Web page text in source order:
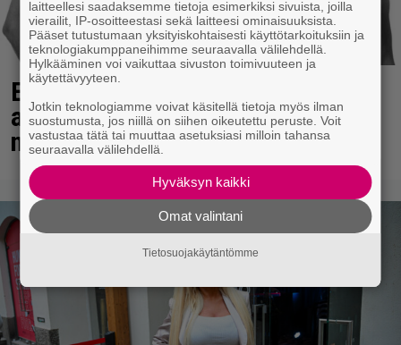
Eppu Normaali soitti kaikkien
aikojen viimeisen konserttinsa –
nämä kappaleet sillä kuultiin
laitteellesi saadaksemme tietoja esimerkiksi sivuista, joilla
vierailit, IP-osoitteestasi sekä laitteesi ominaisuuksista.
Pääset tutustumaan yksityiskohtaisesti käyttötarkoituksiin ja
teknologiakumppaneihimme seuraavalla välilehdellä.
Hylkääminen voi vaikuttaa sivuston toimivuuteen ja
käytettävyyteen.
Jotkin teknologiamme voivat käsitellä tietoja myös ilman
suostumusta, jos niillä on siihen oikeutettu peruste. Voit
vastustaa tätä tai muuttaa asetuksiasi milloin tahansa
seuraavalla välilehdellä.
Hyväksyn kaikki
Omat valintani
Tietosuojakäytäntömme